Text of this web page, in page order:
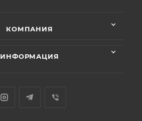
КОМПАНИЯ
ИНФОРМАЦИЯ